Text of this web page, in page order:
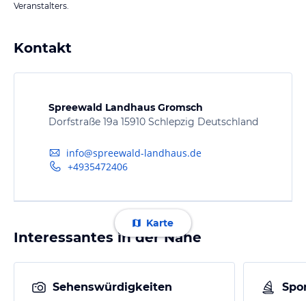
Veranstalters.
Kontakt
Spreewald Landhaus Gromsch
Dorfstraße 19a 15910 Schlepzig Deutschland
info@spreewald-landhaus.de
+4935472406
Karte
Interessantes in der Nähe
Sehenswürdigkeiten